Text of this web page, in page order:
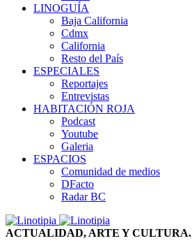
LINOGUÍA
Baja California
Cdmx
California
Resto del País
ESPECIALES
Reportajes
Entrevistas
HABITACIÓN ROJA
Podcast
Youtube
Galeria
ESPACIOS
Comunidad de medios
DFacto
Radar BC
ACTUALIDAD, ARTE Y CULTURA.